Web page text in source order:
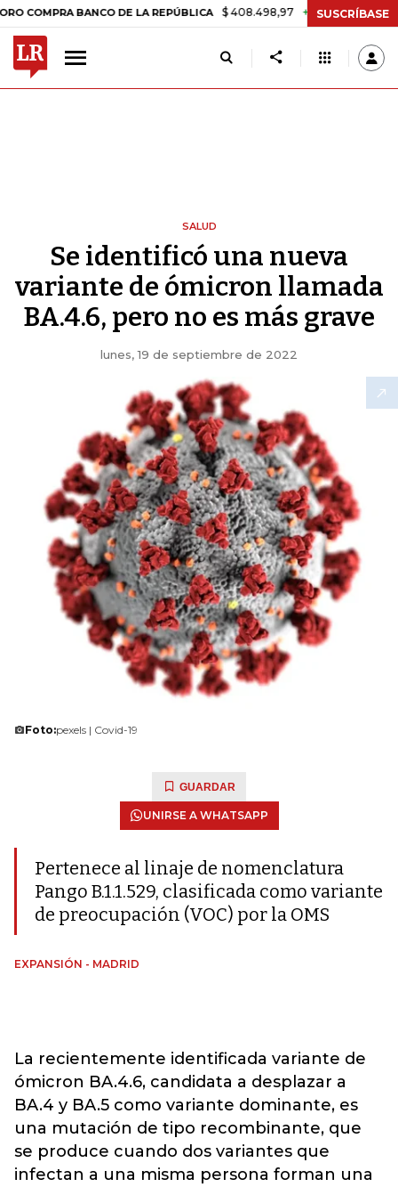
BANCO DE LA REPÚBLICA $ 408.498,97 +$ 8.753,81 +2,19%
SUSCRÍBASE
SALUD
Se identificó una nueva
variante de ómicron llamada
BA.4.6, pero no es más grave
lunes, 19 de septiembre de 2022
Foto:pexels | Covid-19
GUARDAR
UNIRSE A WHATSAPP
Pertenece al linaje de nomenclatura
Pango B.1.1.529, clasificada como variante
de preocupación (VOC) por la OMS
EXPANSIÓN - MADRID
La recientemente identificada variante de
ómicron BA.4.6, candidata a desplazar a
BA.4 y BA.5 como variante dominante, es
una mutación de tipo recombinante, que
se produce cuando dos variantes que
infectan a una misma persona forman una